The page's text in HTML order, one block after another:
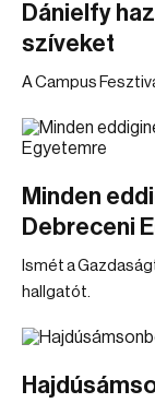
Dánielfy
szíveket
A Campus
Minden
Debreceni
Ismét a
hallgatót.